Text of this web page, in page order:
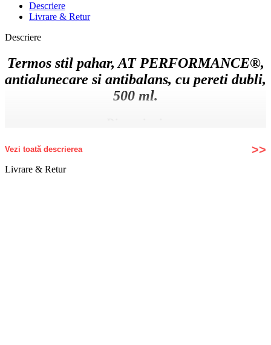
Descriere
Livrare & Retur
Descriere
Termos stil pahar, AT PERFORMANCE®,
antialunecare si antibalans, cu pereti dubli,
500 ml.
Baza exterioara a paharului este formata dintr-un pad
Vezi toată descrierea
Livrare & Retur